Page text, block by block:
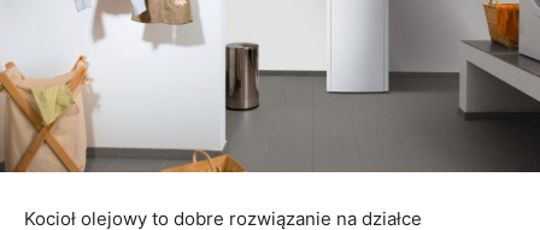
Kocioł olejowy to dobre rozwiązanie na działce